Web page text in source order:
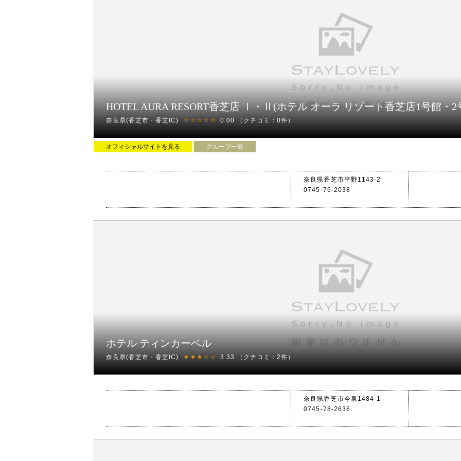
★お得な深夜均一料金！休憩フリータイム開始！★
【新サービスのご紹介】
豊富なフード・ドリンクメニューや100種以上のアメニティなど、サービス面も充実しております!!
アクセス便利なリーズナブルホテル♪
HOTEL AURA RESORT香芝店 Ⅰ・Ⅱ(ホテル オーラ リゾート香芝店1号館・2
奈良県(香芝市・香芝IC) ☆☆☆☆☆ 0.00 （クチコミ：0件）
オフィシャルサイトを見る グループ一覧
奈良県香芝市平野1143-2
0745-76-2038
ホテル ティンカーベル
奈良県(香芝市・香芝IC) ★★★☆☆ 3.33 （クチコミ：2件）
奈良県香芝市今泉1484-1
0745-78-2636